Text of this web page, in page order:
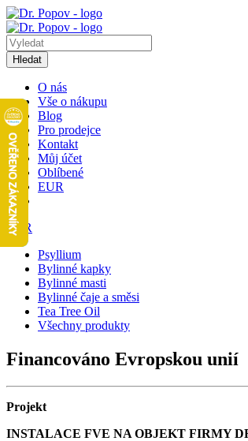
Hledat
O nás
Vše o nákupu
Blog
Pro prodejce
Kontakt
Můj účet
Oblíbené
EUR
EUR
Psyllium
Bylinné kapky
Bylinné masti
Bylinné čaje a směsi
Tea Tree Oil
Všechny produkty
Financováno Evropskou unií
Projekt
INSTALACE FVE NA OBJEKT FIRMY